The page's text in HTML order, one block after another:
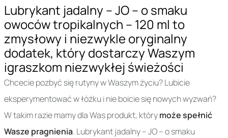
Lubrykant jadalny – JO – o smaku
owoców tropikalnych – 120 ml to
zmysłowy i niezwykle oryginalny
dodatek, który dostarczy Waszym
igraszkom niezwykłej świeżości
Chcecie pozbyć się rutyny w Waszym życiu? Lubicie
eksperymentować w łóżku i nie boicie się nowych wyzwań?
W takim razie mamy dla Was produkt, którymoże spełnić
Wasze pragnienia. Lubrykant jadalny – JO – o smaku